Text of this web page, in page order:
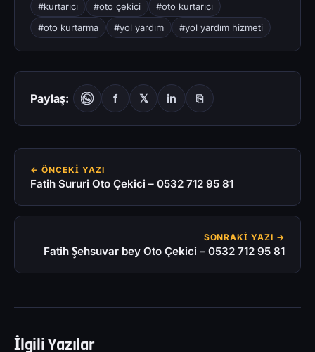
#kurtarıcı
#oto çekici
#oto kurtarıcı
#oto kurtarma
#yol yardım #yol yardım hizmeti
Paylaş: f 𝕏 in ⎘
← ÖNCEKI YAZI
Fatih Sururi Oto Çekici – 0532 712 95 81
SONRAKI YAZI →
Fatih Şehsuvar bey Oto Çekici – 0532 712 95 81
İlgili Yazılar